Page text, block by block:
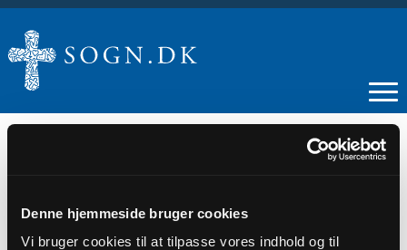
Denne hjemmeside bruger cookies
Vi bruger cookies til at tilpasse vores indhold og til